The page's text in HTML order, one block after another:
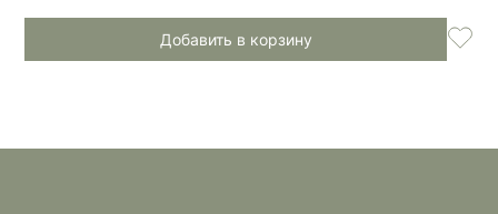
Добавить в корзину